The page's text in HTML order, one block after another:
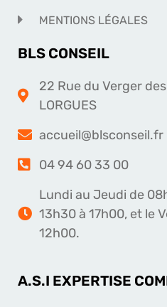
MENTIONS LÉGALES
BLS CONSEIL
22 Rue du Verger
LORGUES
accueil@blsconseil.fr
04 94 60 33 00
Lundi au Jeudi de
13h30 à 17h00, et le
12h00.
A.S.I EXPERTISE